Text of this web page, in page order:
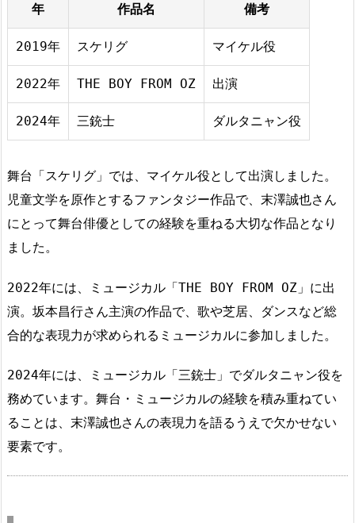
年 作品名 備考
2019年 スケリグ マイケル役
2022年 THE BOY FROM OZ 出演
2024年 三銃士 ダルタニャン役
舞台「スケリグ」では、マイケル役として出演しました。
児童文学を原作とするファンタジー作品で、末澤誠也さん
にとって舞台俳優としての経験を重ねる大切な作品となり
ました。
2022年には、ミュージカル「THE BOY FROM OZ」に出
演。坂本昌行さん主演の作品で、歌や芝居、ダンスなど総
合的な表現力が求められるミュージカルに参加しました。
2024年には、ミュージカル「三銃士」でダルタニャン役を
務めています。舞台・ミュージカルの経験を積み重ねてい
ることは、末澤誠也さんの表現力を語るうえで欠かせない
要素です。